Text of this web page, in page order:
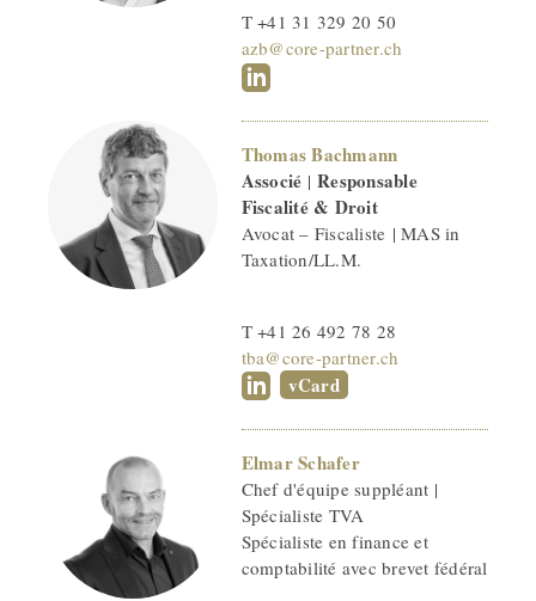
T +41 31 329 20 50
azb@core-partner.ch
Thomas Bachmann
Associé |Responsable
Fiscalité & Droit
Avocat – Fiscaliste | MAS in
Taxation/LL.M.
T +41 26 492 78 28
tba@core-partner.ch
vCard
Elmar Schafer
Chef d'équipe suppléant |
Spécialiste TVA
Spécialiste en finance et
comptabilité avec brevet fédéral